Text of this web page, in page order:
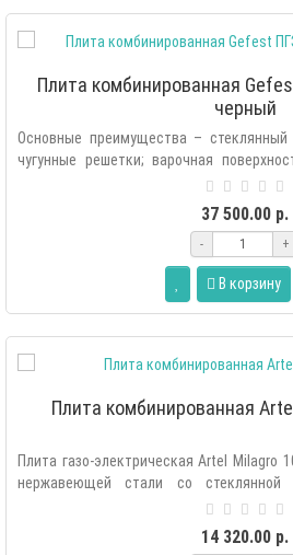
Плита комбинированная
черный
Основные преимущества – стеклянный
чугунные решетки; варочная
37 500.00 р.
- +
В корзину
Плита комбинированная
Плита газо-электрическая Artel Milagro
нержавеющей стали со стеклянной
14 320.00 р.